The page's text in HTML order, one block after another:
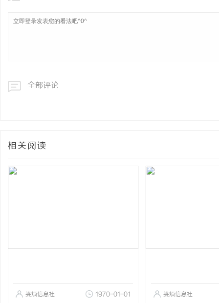
全部评论
相关阅读
娄烦信息社 1970-01-01 娄烦信息社